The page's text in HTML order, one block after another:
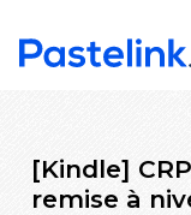
[Kindle]
remise à